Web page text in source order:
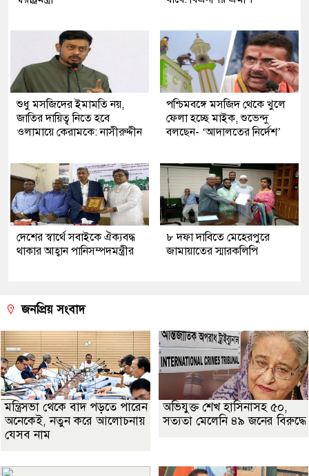
শুধু মসজিদের ইমামতি নয়,
জাতির দায়িত্ব নিতে হবে
ওলামায়ে কেরামকে: নাসীরুদ্দীন
পশ্চিমবঙ্গে মসজিদ থেকে খুলে
ফেলা হচ্ছে মাইক, শুভেন্দু
বলছেন- ‘আদালতের নির্দেশ’
দেশের স্বার্থে সবাইকে ঐক্যবদ্ধ
থাকার আহ্বান পানিসম্পদমন্ত্রীর
৮ দফা দাবিতে মেহেরপুরে
জামায়াতের স্মারকলিপি
জনপ্রিয় সংবাদ
মন্ত্রিসভা থেকে বাদ পড়তে পারেন
অনেকেই, নতুন করে আলোচনায়
যেসব নাম
অভিযুক্ত শেখ হাসিনাসহ ৫০,
সত্যতা মেলেনি ৪৯ জনের বিরুদ্ধে